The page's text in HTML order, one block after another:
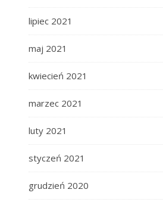
lipiec 2021
maj 2021
kwiecień 2021
marzec 2021
luty 2021
styczeń 2021
grudzień 2020